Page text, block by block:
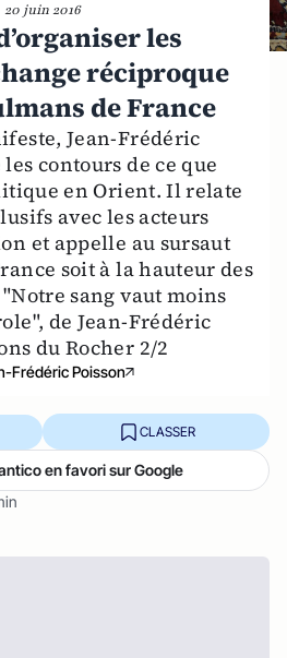
20 juin 2016
les
réciproque
de France
Jean-Frédéric
contours de ce que
en Orient. Il relate
avec les acteurs
et appelle au sursaut
soit à la hauteur des
sang vaut moins
de Jean-Frédéric
du Rocher 2/2
Frédéric Poisson
CLASSER
en favori sur Google